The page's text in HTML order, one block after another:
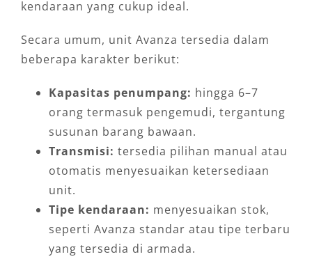
kendaraan yang cukup ideal.
Secara umum, unit Avanza tersedia dalam
beberapa karakter berikut:
Kapasitas penumpang: hingga 6–7
orang termasuk pengemudi, tergantung
susunan barang bawaan.
Transmisi: tersedia pilihan manual atau
otomatis menyesuaikan ketersediaan
unit.
Tipe kendaraan: menyesuaikan stok,
seperti Avanza standar atau tipe terbaru
yang tersedia di armada.